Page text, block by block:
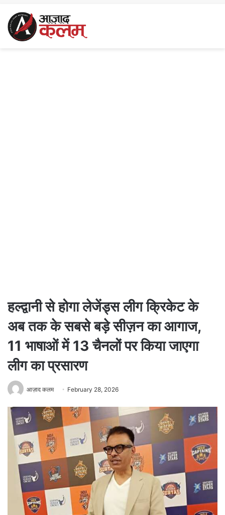
हल्द्वानी से होगा लेजेंड्स लीग क्रिकेट के
अब तक के सबसे बड़े सीज़न का आगाज,
11 भाषाओं में 13 चैनलों पर किया जाएगा
लीग का प्रसारण
आज़ाद कलम February 28, 2026